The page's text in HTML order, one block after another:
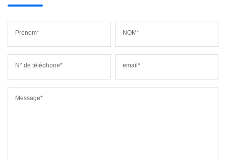
Prénom* NOM*
N° de téléphone* email*
Message*